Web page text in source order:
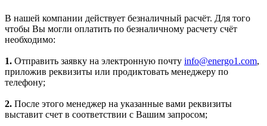
В нашей компании действует безналичный расчёт. Для того
чтобы Вы могли оплатить по безналичному расчету счёт
необходимо:
1. Отправить заявку на электронную почту info@energo1.com,
приложив реквизиты или продиктовать менеджеру по
телефону;
2. После этого менеджер на указанные вами реквизиты
выставит счет в соответствии с Вашим запросом;